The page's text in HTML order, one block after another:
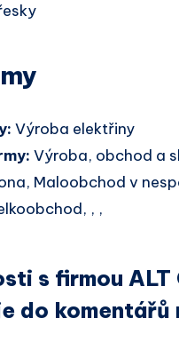
Výroba elektřiny
Výroba, obchod a
Maloobchod v
, ,
s firmou ALT
do komentářů